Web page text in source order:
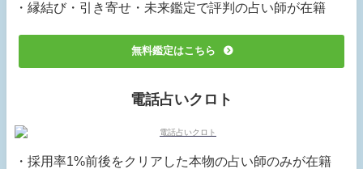
・縁結び・引き寄せ・未来鑑定で評判の占い師が在籍
無料鑑定はこちら
電話占いクロト
・採用率1%前後をクリアした本物の占い師のみが在籍